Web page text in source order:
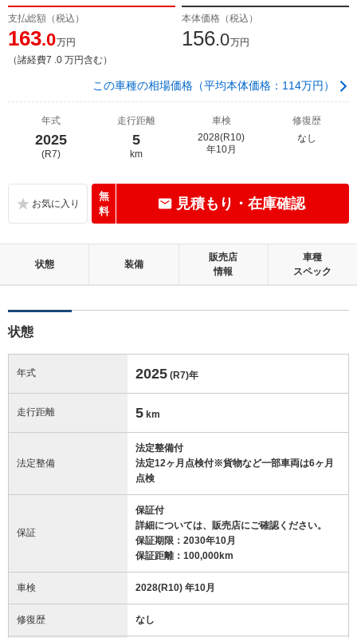
支払総額（税込）
163.0万円
（諸経費7 .0 万円含む）
本体価格（税込）
156.0万円
この車種の相場価格（平均本体価格：114万円）
年式
2025
(R7)
走行距離
5
km
車検
2028(R10)
年10月
修復歴
なし
無
料
見積もり・在庫確認
状態 装備
販売店
情報
車種
スペック
状態
年式 2025 (R7)年
走行距離 5 km
法定整備
法定整備付
法定12ヶ月点検付※貨物など一部車両は6ヶ月
点検
保証
保証付
詳細については、販売店にご確認ください。
保証期限：2030年10月
保証距離：100,000km
車検 2028(R10) 年10月
修復歴 なし